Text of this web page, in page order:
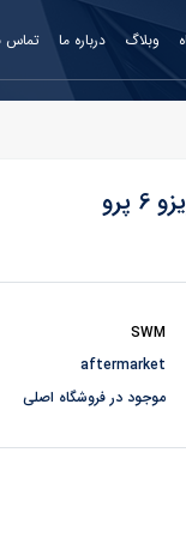
وبلاگ درباره ما تماس
SWM
aftermarket
موجود در فروشگاه اصلی